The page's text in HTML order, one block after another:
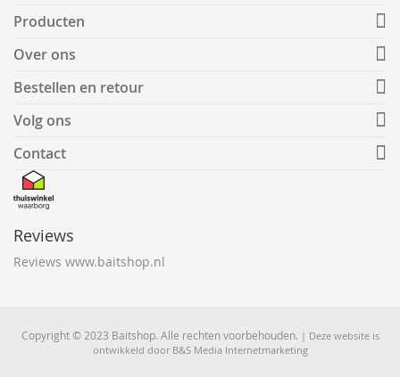
Producten
Over ons
Bestellen en retour
Volg ons
Contact
Reviews
Reviews www.baitshop.nl
Copyright © 2023 Baitshop. Alle rechten voorbehouden. | Deze website is
ontwikkeld door B&S Media Internetmarketing